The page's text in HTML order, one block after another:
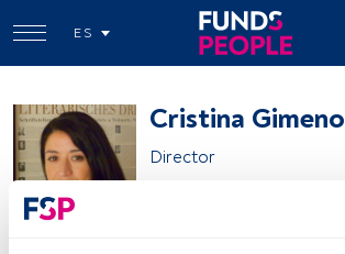
ES
Cristina Gimeno
Director